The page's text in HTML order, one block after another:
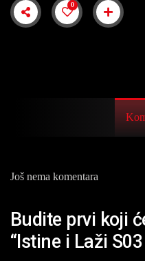
0
Još nema komentara
Budite prvi koji
“Istine i Laži S03